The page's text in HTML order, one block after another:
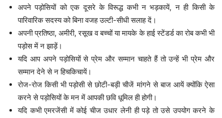
अपने पड़ोसियों को एक दूसरे के विरूद्ध कभी न भड़कायें, न ही किसी के
पारिवारिक सदस्य को बिना वजह उल्टी-सीधी सलाह दें।
अपनी प्रतिष्ठा, अमीरी, रसूख व बच्चों या मायके के हाई स्टेंडर्ड का रोब कभी भी
पड़ोस में न झाड़ें।
यदि आप अपने पड़ोसियों से प्रेम और सम्मान चाहते हैं तो उन्हें भी प्रेम और
सम्मान देने से न हिचकिचायें।
रोज-रोज किसी भी पड़ोसी से छोटी-बड़ी चीजें मांगने से बाज आयें क्योंकि ऐसा
करने से पड़ोसियों के मन में आपकी छवि धूमिल ही होगी।
यदि कभी एमरजेंसी में कोई चीज उधार लेनी ही पड़े तो उसे उपयोग करने के